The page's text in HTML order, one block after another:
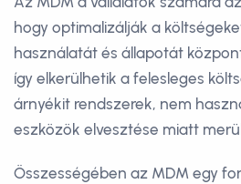
hogy optimalizálják a
használatát és állapotát
így elkerülhetik a felesleges
árnyékit rendszerek, nem
eszközök elvesztése miatt
Összességében az MDM egy